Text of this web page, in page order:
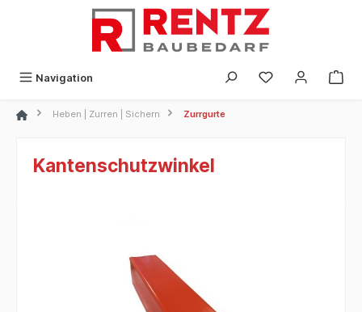
Navigation
Heben | Zurren | Sichern Zurrgurte
Kantenschutzwinkel